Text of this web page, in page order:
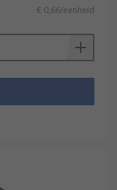
€ 0,66/eenheid